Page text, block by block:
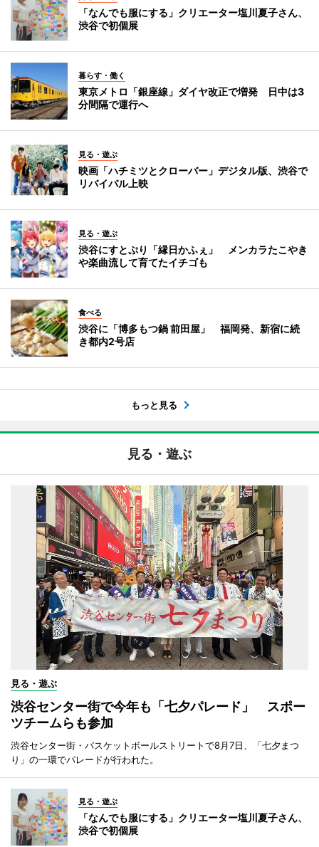
「なんでも服にする」クリエーター塩川夏子さん、
渋谷で初個展
暮らす・働く
東京メトロ「銀座線」ダイヤ改正で増発 日中は3
分間隔で運行へ
見る・遊ぶ
映画「ハチミツとクローバー」デジタル版、渋谷で
リバイバル上映
見る・遊ぶ
渋谷にすとぷり「縁日かふぇ」 メンカラたこやき
や楽曲流して育てたイチゴも
食べる
渋谷に「博多もつ鍋 前田屋」 福岡発、新宿に続
き都内2号店
もっと見る
見る・遊ぶ
見る・遊ぶ
渋谷センター街で今年も「七夕パレード」 スポー
ツチームらも参加
渋谷センター街・バスケットボールストリートで8月7日、「七夕まつ
り」の一環でパレードが行われた。
見る・遊ぶ
「なんでも服にする」クリエーター塩川夏子さん、
渋谷で初個展